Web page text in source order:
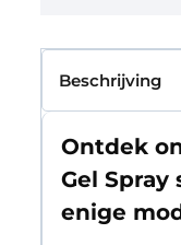
Beschrijving
Ontdek
Gel Spray
enige